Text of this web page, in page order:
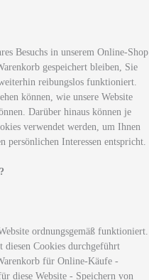
Besuchs in unserem Online-Shop
gespeichert bleiben, Sie
reibungslos funktioniert.
können, wie unsere Website
Darüber hinaus können je
verwendet werden, um Ihnen
persönlichen Interessen entspricht.
ordnungsgemäß funktioniert.
Cookies durchgeführt
für Online-Käufe -
diese Website - Speichern von